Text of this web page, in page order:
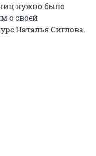
нужно было
о своей
Наталья Сиглова.